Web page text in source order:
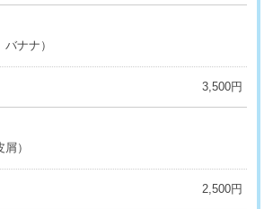
バナナ）
3,500円
）
2,500円